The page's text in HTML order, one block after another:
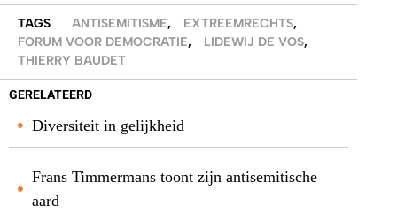
TAGS ANTISEMITISME, EXTREEMRECHTS,
FORUM VOOR DEMOCRATIE, LIDEWIJ DE VOS,
THIERRY BAUDET
GERELATEERD
Diversiteit in gelijkheid
Frans Timmermans toont zijn antisemitische
aard